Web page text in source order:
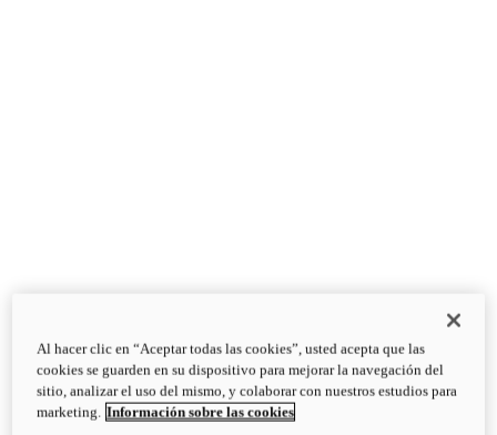
Al hacer clic en “Aceptar todas las cookies”, usted acepta que las
cookies se guarden en su dispositivo para mejorar la navegación del
sitio, analizar el uso del mismo, y colaborar con nuestros estudios para
marketing. Información sobre las cookies